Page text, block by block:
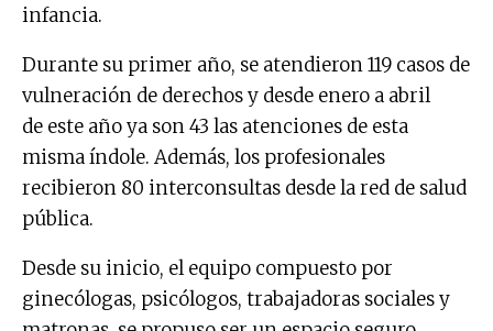
infancia.
Durante su primer año, se atendieron 119 casos de
vulneración de derechos y desde enero a abril
de este año ya son 43 las atenciones de esta
misma índole. Además, los profesionales
recibieron 80 interconsultas desde la red de salud
pública.
Desde su inicio, el equipo compuesto por
ginecólogas, psicólogos, trabajadoras sociales y